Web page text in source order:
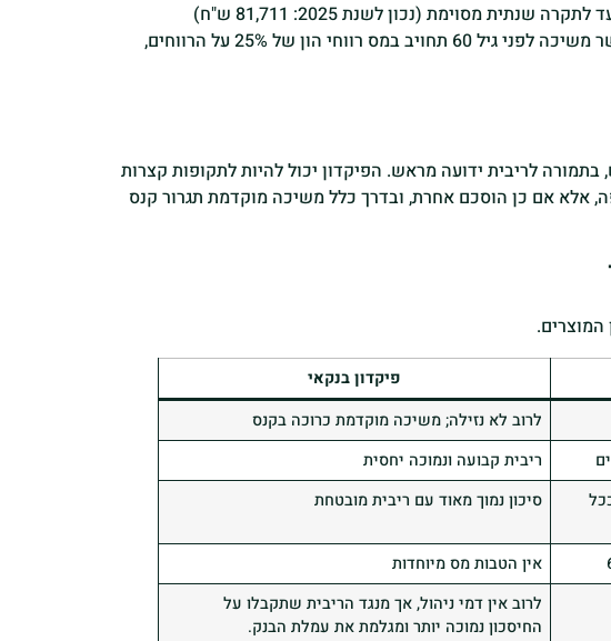
קופת גמל להשקעה היא מכשיר חיסכון והשקעה שהושק בשנת 2016, המאפשר לחוסכים להפקיד כספים עד לתקרה שנתית מסוימת (נכון לשנת 2025: 81,711 ש"ח)
ולהשקיעם במסלולים שונים בהתאם לרמת הסיכון המועדפת. הכספים נזילים וניתנים למשיכה בכל עת, כאשר משיכה לפני גיל 60 תחויב במס רווחי הון של 25% על הרווחים,
לריבית ידועה מראש. הפיקדון יכול להיות לתקופות קצרות
אלא אם כן הוסכם אחרת, ובדרך כלל משיכה מוקדמת תגרור קנס
פיקדון בנקאי
לרוב לא נזילה; משיכה מוקדמת כרוכה בקנס
ריבית קבועה ונמוכה יחסית
סיכון נמוך מאוד עם ריבית מובטחת
אין הטבות מס מיוחדות
לרוב אין דמי ניהול, אך מנגד הריבית שתקבלו על
החיסכון נמוכה יותר ומגלמת את עמלת הבנק.